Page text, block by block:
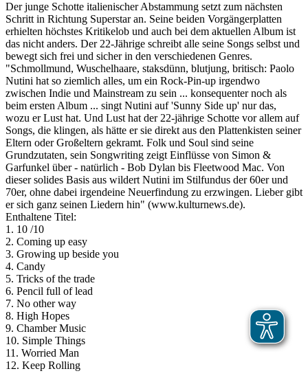
Der junge Schotte italienischer Abstammung setzt zum nächsten
Schritt in Richtung Superstar an. Seine beiden Vorgängerplatten
erhielten höchstes Kritikelob und auch bei dem aktuellen Album ist
das nicht anders. Der 22-Jährige schreibt alle seine Songs selbst und
bewegt sich frei und sicher in den verschiedenen Genres.
"Schmollmund, Wuschelhaare, staksdünn, blutjung, britisch: Paolo
Nutini hat so ziemlich alles, um ein Rock-Pin-up irgendwo
zwischen Indie und Mainstream zu sein ... konsequenter noch als
beim ersten Album ... singt Nutini auf 'Sunny Side up' nur das,
wozu er Lust hat. Und Lust hat der 22-jährige Schotte vor allem auf
Songs, die klingen, als hätte er sie direkt aus den Plattenkisten seiner
Eltern oder Großeltern gekramt. Folk und Soul sind seine
Grundzutaten, sein Songwriting zeigt Einflüsse von Simon &
Garfunkel über - natürlich - Bob Dylan bis Fleetwood Mac. Von
dieser solides Basis aus wildert Nutini im Stilfundus der 60er und
70er, ohne dabei irgendeine Neuerfindung zu erzwingen. Lieber gibt
er sich ganz seinen Liedern hin" (www.kulturnews.de).
Enthaltene Titel:
1. 10 /10
2. Coming up easy
3. Growing up beside you
4. Candy
5. Tricks of the trade
6. Pencil full of lead
7. No other way
8. High Hopes
9. Chamber Music
10. Simple Things
11. Worried Man
12. Keep Rolling